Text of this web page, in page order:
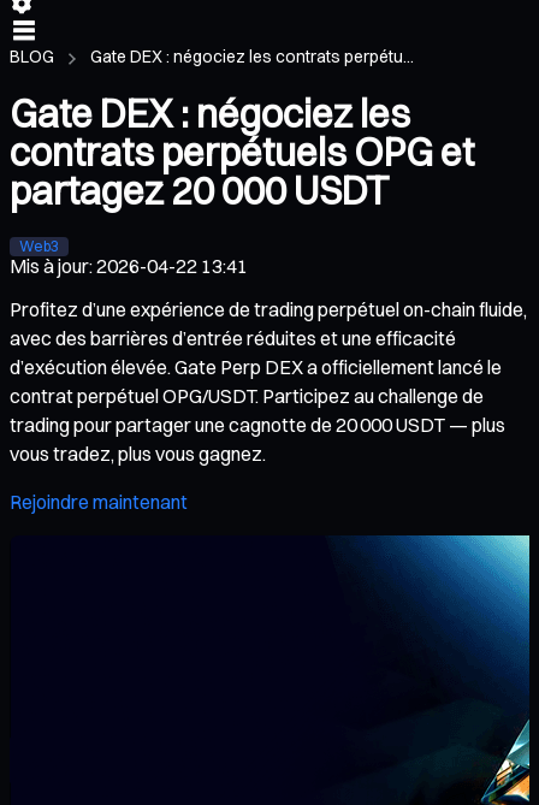
BLOG Gate DEX : négociez les contrats perpétu...
Gate DEX : négociez les
contrats perpétuels OPG et
partagez 20 000 USDT
Web3
Mis à jour:2026-04-22 13:41
Profitez d’une expérience de trading perpétuel on-chain fluide,
avec des barrières d’entrée réduites et une efficacité
d’exécution élevée. Gate Perp DEX a officiellement lancé le
contrat perpétuel OPG/USDT. Participez au challenge de
trading pour partager une cagnotte de 20 000 USDT — plus
vous tradez, plus vous gagnez.
Rejoindre maintenant